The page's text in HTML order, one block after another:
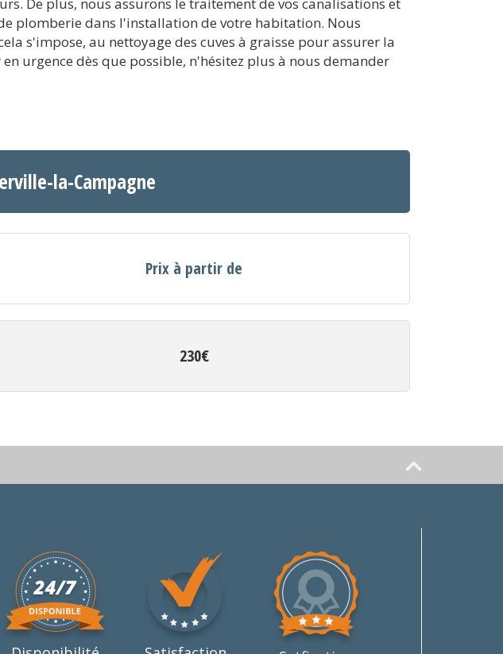
plomberie dans l'installation de votre habitation. Nous
s'impose, au nettoyage des cuves à graisse pour assurer la
urgence dès que possible, n'hésitez plus à nous demander
la-Campagne
Prix à partir de
230€